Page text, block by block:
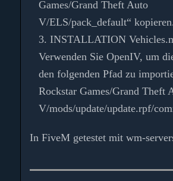
Games/Grand Theft Auto
V/ELS/pack_default“ kopieren.
INSTALLATION
Verwenden Sie OpenIV, um
den folgenden Pfad zu
Rockstar Games/Grand Theft
V/mods/update/update.rpf/
In FiveM getestet mit wm-